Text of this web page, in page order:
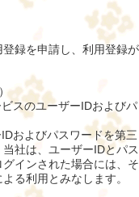
録を申請し、利用登録が
スのユーザーIDおよびパ
およびパスワードを第三
社は、ユーザーIDとパス
インされた場合には、そ
る利用とみなします。